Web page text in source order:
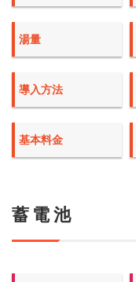
湯量
導入方法
基本料金
蓄電池